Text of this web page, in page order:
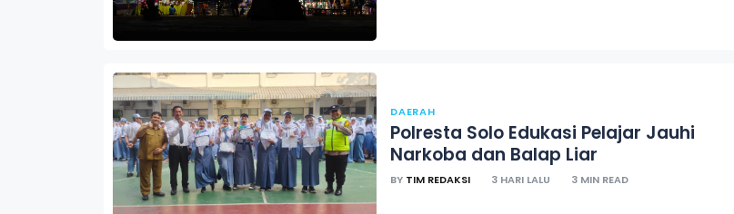
DAERAH
Polresta Solo Edukasi Pelajar Jauhi
Narkoba dan Balap Liar
BY TIM REDAKSI 3 HARI LALU 3 MIN READ